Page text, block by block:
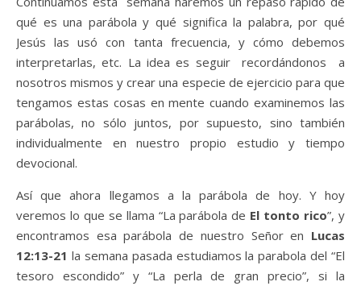
qué es una parábola y qué significa la palabra, por qué
Jesús las usó con tanta frecuencia, y cómo debemos
interpretarlas, etc. La idea es seguir recordándonos a
nosotros mismos y crear una especie de ejercicio para que
tengamos estas cosas en mente cuando examinemos las
parábolas, no sólo juntos, por supuesto, sino también
individualmente en nuestro propio estudio y tiempo
devocional.
Así que ahora llegamos a la parábola de hoy. Y hoy
veremos lo que se llama “La parábola de El tonto rico”, y
encontramos esa parábola de nuestro Señor en Lucas
12:13-21 la semana pasada estudiamos la parabola del “El
tesoro escondido” y “La perla de gran precio”, si la